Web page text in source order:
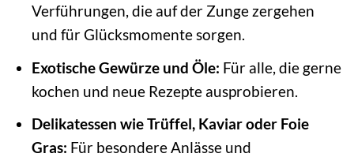
Verführungen, die auf der Zunge zergehen
und für Glücksmomente sorgen.
Exotische Gewürze und Öle: Für alle, die gerne
kochen und neue Rezepte ausprobieren.
Delikatessen wie Trüffel, Kaviar oder Foie
Gras: Für besondere Anlässe und